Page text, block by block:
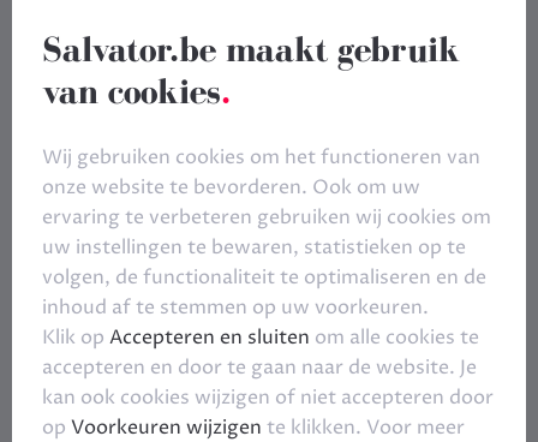
Salvator.be maakt gebruik
van cookies.
Wij gebruiken cookies om het functioneren van
onze website te bevorderen. Ook om uw
ervaring te verbeteren gebruiken wij cookies om
uw instellingen te bewaren, statistieken op te
volgen, de functionaliteit te optimaliseren en de
inhoud af te stemmen op uw voorkeuren.
Klik op Accepteren en sluiten om alle cookies te
accepteren en door te gaan naar de website. Je
kan ook cookies wijzigen of niet accepteren door
op Voorkeuren wijzigen te klikken. Voor meer